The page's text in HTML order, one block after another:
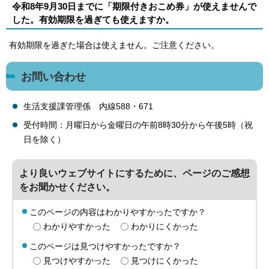
令和8年9月30日までに「期限付きおこめ券」が使えませんで
した。有効期限を過ぎても使えますか。
有効期限を過ぎた場合は使えません。ご注意ください。
お問い合わせ
生活支援課管理係 内線588・671
受付時間：月曜日から金曜日の午前8時30分から午後5時（祝
日を除く）
より良いウェブサイトにするために、ページのご感想
をお聞かせください。
このページの内容はわかりやすかったですか？
わかりやすかった
わかりにくかった
このページは見つけやすかったですか？
見つけやすかった
見つけにくかった